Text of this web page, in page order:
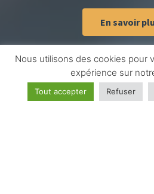
En savoir
Nous utilisons des cookies pour
expérience sur
Tout accepter Refuser